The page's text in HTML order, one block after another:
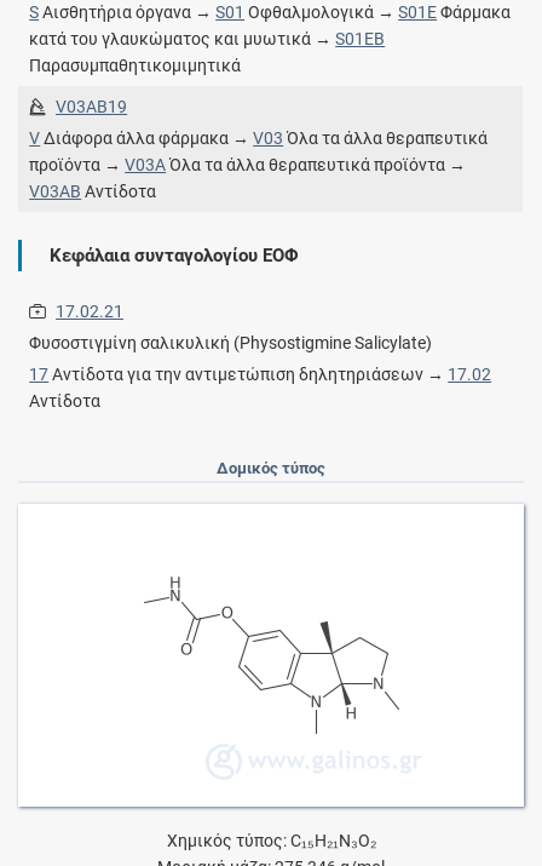
SΑισθητήρια όργανα →S01 Οφθαλμολογικά →S01EΦάρμακα
κατά του γλαυκώματος και μυωτικά →S01EB
Παρασυμπαθητικομιμητικά
V03AB19
VΔιάφορα άλλα φάρμακα →V03 Όλα τα άλλα θεραπευτικά
προϊόντα →V03AΌλα τα άλλα θεραπευτικά προϊόντα →
V03AB Αντίδοτα
Κεφάλαια συνταγολογίου ΕΟΦ
17.02.21
Φυσοστιγμίνη σαλικυλική (Physostigmine Salicylate)
17Αντίδοτα για την αντιμετώπιση δηλητηριάσεων → 17.02
Αντίδοτα
Δομικός τύπος
Χημικός τύπος: C₁₅H₂₁N₃O₂